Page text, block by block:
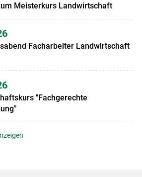
Meisterkurs Landwirtschaft
Facharbeiter Landwirtschaft
"Fachgerechte